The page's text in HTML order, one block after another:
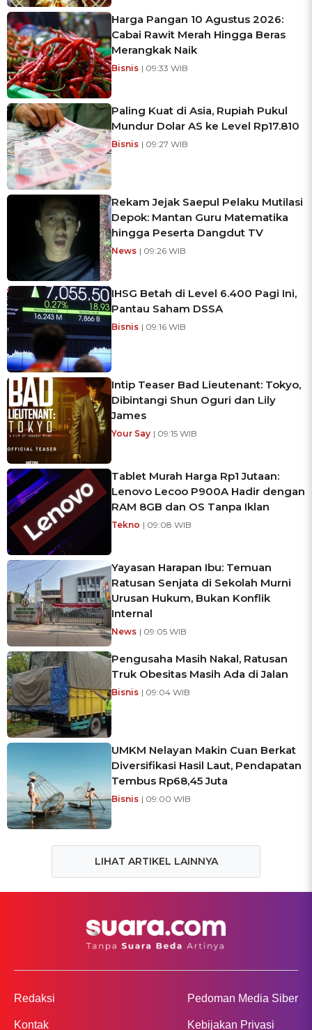
Harga Pangan 10 Agustus 2026:
Cabai Rawit Merah Hingga Beras
Merangkak Naik
Bisnis | 09:33 WIB
Paling Kuat di Asia, Rupiah Pukul
Mundur Dolar AS ke Level Rp17.810
Bisnis | 09:27 WIB
Rekam Jejak Saepul Pelaku Mutilasi
Depok: Mantan Guru Matematika
hingga Peserta Dangdut TV
News | 09:26 WIB
IHSG Betah di Level 6.400 Pagi Ini,
Pantau Saham DSSA
Bisnis | 09:16 WIB
Intip Teaser Bad Lieutenant: Tokyo,
Dibintangi Shun Oguri dan Lily
James
Your Say | 09:15 WIB
Tablet Murah Harga Rp1 Jutaan:
Lenovo Lecoo P900A Hadir dengan
RAM 8GB dan OS Tanpa Iklan
Tekno | 09:08 WIB
Yayasan Harapan Ibu: Temuan
Ratusan Senjata di Sekolah Murni
Urusan Hukum, Bukan Konflik
Internal
News | 09:05 WIB
Pengusaha Masih Nakal, Ratusan
Truk Obesitas Masih Ada di Jalan
Bisnis | 09:04 WIB
UMKM Nelayan Makin Cuan Berkat
Diversifikasi Hasil Laut, Pendapatan
Tembus Rp68,45 Juta
Bisnis | 09:00 WIB
LIHAT ARTIKEL LAINNYA
Redaksi
Kontak
Pedoman Media Siber
Kebijakan Privasi